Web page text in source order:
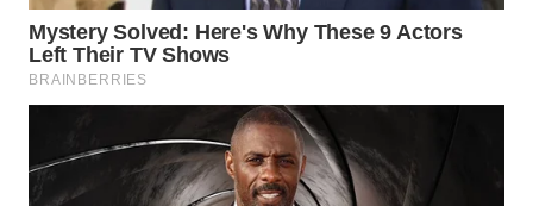
TIMUR
WN
SEMARANG
WN
SOLO